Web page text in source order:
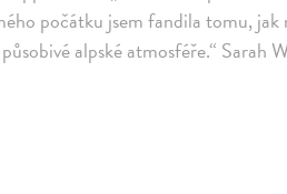
počátku jsem fandila tomu, jak
alpské atmosféře.“